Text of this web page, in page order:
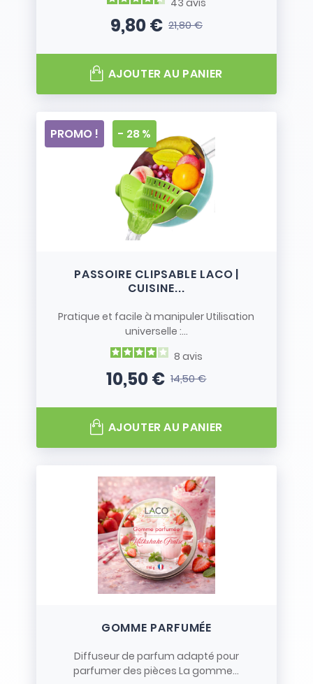
43 avis
Prix
9,80 €Prix de base
21,80 €
AJOUTER AU PANIER
PASSOIRE CLIPSABLE LACO |
CUISINE...
Pratique et facile à manipuler Utilisation
universelle :...
8 avis
Prix
10,50 €Prix de base
14,50 €
PROMO ! - 28 %
AJOUTER AU PANIER
GOMME PARFUMÉE
Diffuseur de parfum adapté pour
parfumer des pièces La gomme...